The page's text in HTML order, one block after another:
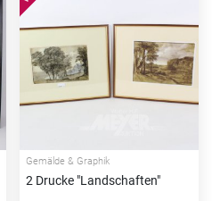
Gemälde & Graphik
2 Drucke "Landschaften"